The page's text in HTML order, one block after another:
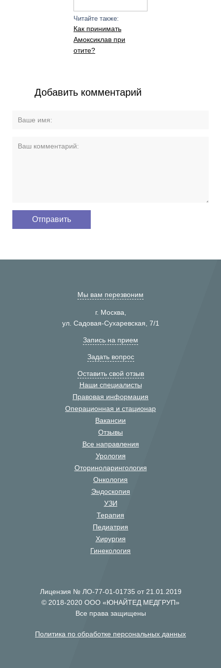
Читайте также:
Как принимать
Амоксиклав при
отите?
Добавить комментарий
Мы вам перезвоним
г. Москва,
ул. Садовая-Сухаревская, 7/1
Запись на прием
Задать вопрос
Оставить свой отзыв
Наши специалисты
Правовая информация
Операционная и стационар
Вакансии
Отзывы
Все направления
Урология
Оториноларингология
Онкология
Эндоскопия
УЗИ
Терапия
Педиатрия
Хирургия
Гинекология
Лицензия № ЛО-77-01-01735 от 21.01.2019
© 2018-2020 ООО «ЮНАЙТЕД МЕДГРУП»
Все права защищены
Политика по обработке персональных данных